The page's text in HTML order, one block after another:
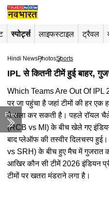
स्पोर्ट्स लाइफस्टाइल ट्रैवल
Hindi NewsPhotosSports
IPL से कितनी टीमें हुई बाहर,
Which Teams Are Out Of IPL
पर जा पहुंचा है जहां टीमों की हर
फैसला कर सकती है। पहले रॉयल
(RCB vs MI) के बीच खेले गए
बाद प्लेऑफ की तस्वीर दिलचस्प
vs SRH) के बीच हुए मैच में गुजरात
आखिर कौन सी टीमें 2026 इंडियन
टीमों पर खतरा मंडराने लगा है।
Prev